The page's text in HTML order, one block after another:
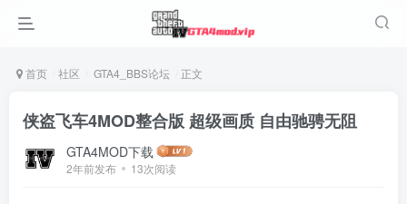
首页 社区 GTA4_BBS论坛 正文
侠盗飞车4MOD整合版 超级画质 自由驰骋无阻
GTA4MOD下载
2年前发布 13次阅读